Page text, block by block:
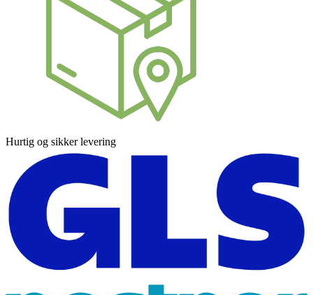
Hurtig og sikker levering